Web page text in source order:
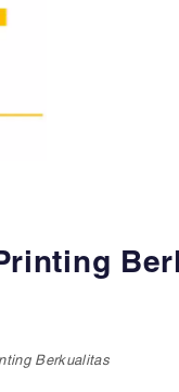
Berkualitas